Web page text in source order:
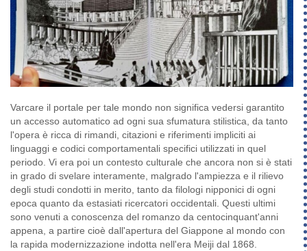
Varcare il portale per tale mondo non significa vedersi garantito
un accesso automatico ad ogni sua sfumatura stilistica, da tanto
l'opera è ricca di rimandi, citazioni e riferimenti impliciti ai
linguaggi e codici comportamentali specifici utilizzati in quel
periodo. Vi era poi un contesto culturale che ancora non si è stati
in grado di svelare interamente, malgrado l'ampiezza e il rilievo
degli studi condotti in merito, tanto da filologi nipponici di ogni
epoca quanto da estasiati ricercatori occidentali. Questi ultimi
sono venuti a conoscenza del romanzo da centocinquant'anni
appena, a partire cioè dall'apertura del Giappone al mondo con
la rapida modernizzazione indotta nell'era Meiji dal 1868.